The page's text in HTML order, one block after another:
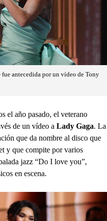
antecedida por un vídeo de Tony
el año pasado, el veterano
de un vídeo a Lady Gaga. La
que da nombre al disco que
y que compite por varios
jazz “Do I love you”,
en escena.